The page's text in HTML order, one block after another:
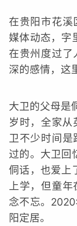
在贵阳市花溪
媒体动态，字
在贵州度过了
深的感情，这
大卫的父母是
岁时，全家从
卫不少时间
过的。大卫回
侗话，也爱上
上学，但童
念不忘。
阳定居。